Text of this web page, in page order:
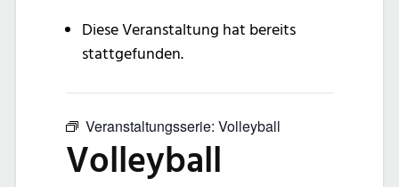
Diese Veranstaltung hat bereits
stattgefunden.
Veranstaltungsserie: Volleyball
Volleyball